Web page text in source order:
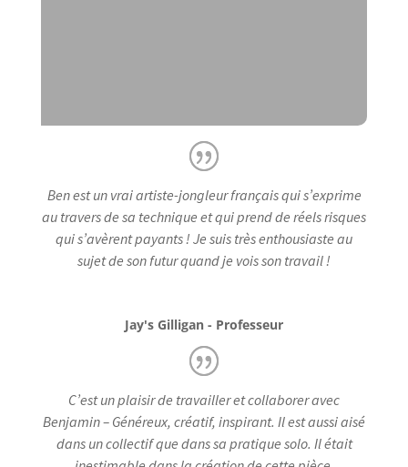
Ben est un vrai artiste-jongleur français qui s’exprime
au travers de sa technique et qui prend de réels risques
qui s’avèrent payants ! Je suis très enthousiaste au
sujet de son futur quand je vois son travail !
Jay's Gilligan - Professeur
C’est un plaisir de travailler et collaborer avec
Benjamin – Généreux, créatif, inspirant. Il est aussi aisé
dans un collectif que dans sa pratique solo. Il était